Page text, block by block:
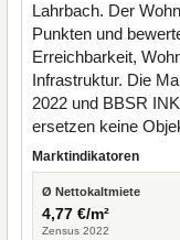
Lahrbach. Der
Punkten und
Erreichbarkeit,
Infrastruktur. Die
2022 und BBSR
ersetzen keine
Marktindikatoren
Ø Nettokaltmiete
4,77 €/m²
Zensus 2022